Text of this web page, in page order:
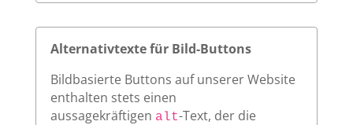
Alternativtexte für Bild-Buttons
Bildbasierte Buttons auf unserer Website
enthalten stets einen
aussagekräftigen alt-Text, der die